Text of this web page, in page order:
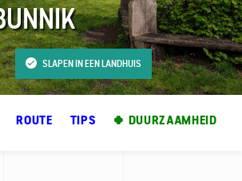
SLAPEN IN EEN LANDHUIS
ROUTE TIPS 🍀 DUURZAAMHEID